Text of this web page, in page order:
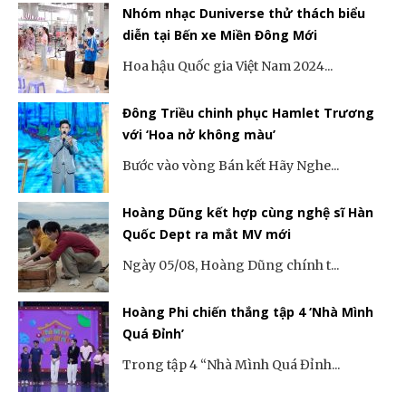
Nhóm nhạc Duniverse thử thách biểu
diễn tại Bến xe Miền Đông Mới
Hoa hậu Quốc gia Việt Nam 2024...
Đông Triều chinh phục Hamlet Trương
với ‘Hoa nở không màu’
Bước vào vòng Bán kết Hãy Nghe...
Hoàng Dũng kết hợp cùng nghệ sĩ Hàn
Quốc Dept ra mắt MV mới
Ngày 05/08, Hoàng Dũng chính t...
Hoàng Phi chiến thắng tập 4 ‘Nhà Mình
Quá Đỉnh’
Trong tập 4 “Nhà Mình Quá Đỉnh...